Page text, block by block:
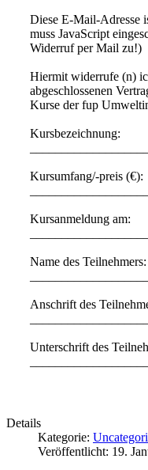
Diese E-Mail-Adresse
muss JavaScript
Widerruf per Mail zu!)
Hiermit widerrufe (n)
abgeschlossenen
Kurse der fup
Kursbezeichnung:
Kursumfang/-preis (€):
Kursanmeldung am:
Name des Teilnehmers:
Anschrift des
Unterschrift des
Details
Kategorie:
Veröffentlicht: 19.